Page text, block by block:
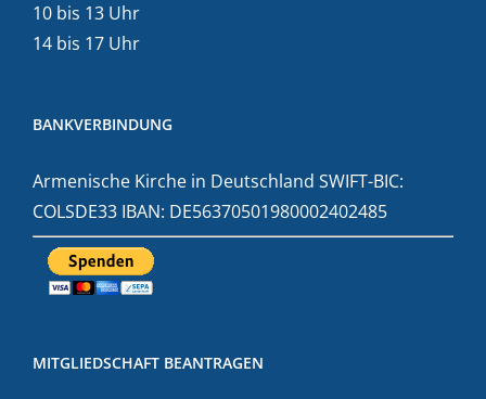
10 bis 13 Uhr
14 bis 17 Uhr
BANKVERBINDUNG
Armenische Kirche in Deutschland SWIFT-BIC:
COLSDE33 IBAN: DE56370501980002402485
MITGLIEDSCHAFT BEANTRAGEN